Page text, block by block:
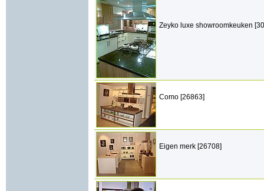
Zeyko luxe showroomkeuken
Como [26863]
Eigen merk [26708]